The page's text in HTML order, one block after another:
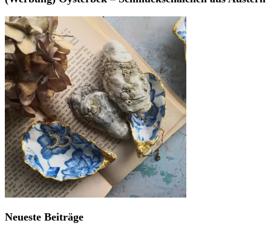
Neueste Beiträge